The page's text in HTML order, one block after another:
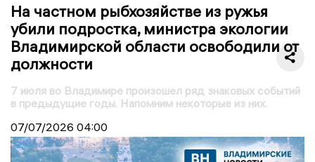
На частном рыбхозяйстве из ружья
убили подростка, министра экологии
Владимирской области освободили от
должности
7 июля во Владимире произошел ряд знаковых событий
в предыдущие годы. Напомним некоторые из них.
07/07/2026 04:00